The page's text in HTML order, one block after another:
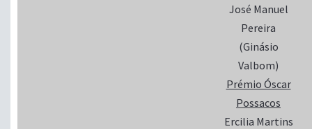
José Manuel
Pereira
(Ginásio
Valbom)
Prémio Óscar
Possacos
Ercilia Martins